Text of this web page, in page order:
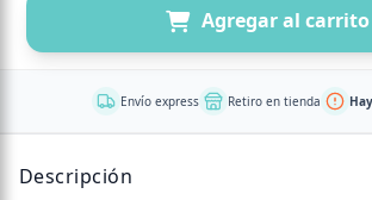
Agregar al carrito
Envío express Retiro en tienda
Descripción